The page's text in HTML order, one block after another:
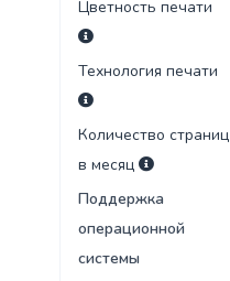
Цветность печати
Технология печати
Количество страниц
в месяц
Поддержка
операционной
системы